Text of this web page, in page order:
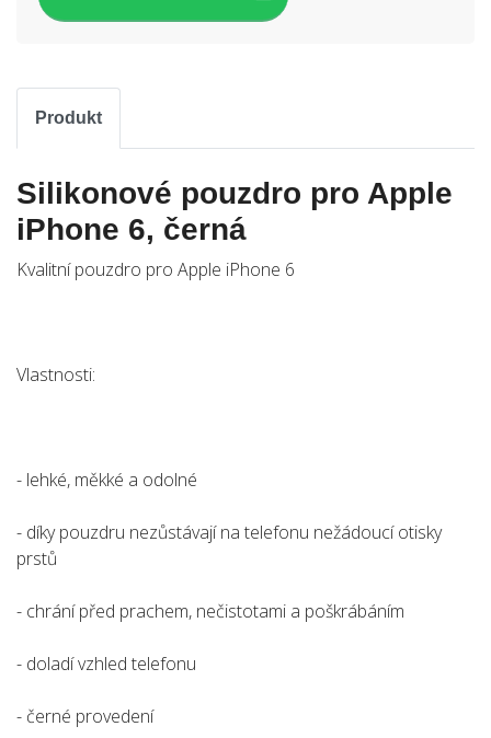
Produkt
Silikonové pouzdro pro Apple
iPhone 6, černá
Kvalitní pouzdro pro Apple iPhone 6
Vlastnosti:
- lehké, měkké a odolné
- díky pouzdru nezůstávají na telefonu nežádoucí otisky
prstů
- chrání před prachem, nečistotami a poškrábáním
- doladí vzhled telefonu
- černé provedení